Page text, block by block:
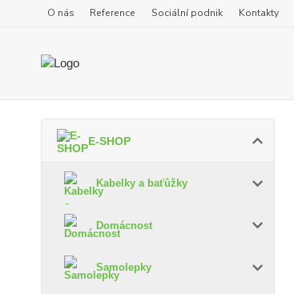
O nás Reference Sociální podnik Kontakty
E-SHOP
Kabelky a baťůžky
Domácnost
Samolepky